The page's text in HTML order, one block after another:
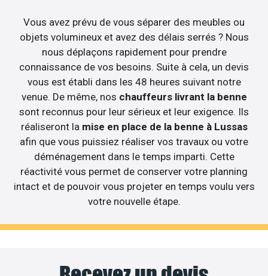
Vous avez prévu de vous séparer des meubles ou
objets volumineux et avez des délais serrés ? Nous
nous déplaçons rapidement pour prendre
connaissance de vos besoins. Suite à cela, un devis
vous est établi dans les 48 heures suivant notre
venue. De même, nos chauffeurs livrant la benne
sont reconnus pour leur sérieux et leur exigence. Ils
réaliseront la mise en place de la benne à Lussas
afin que vous puissiez réaliser vos travaux ou votre
déménagement dans le temps imparti. Cette
réactivité vous permet de conserver votre planning
intact et de pouvoir vous projeter en temps voulu vers
votre nouvelle étape.